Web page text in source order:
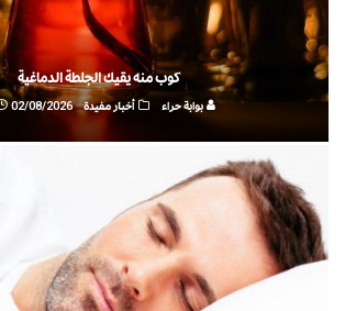
كوب منه يقيك الجلطة الدماغية
بوابة حراء أخبار مفيدة 02/08/2026